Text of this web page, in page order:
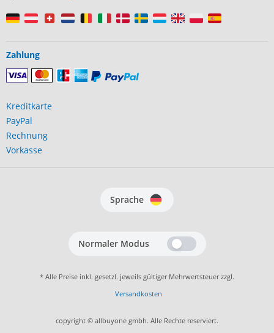
Zahlung
Kreditkarte
PayPal
Rechnung
Vorkasse
Sprache
Normaler Modus
* Alle Preise inkl. gesetzl. jeweils gültiger Mehrwertsteuer zzgl.
Versandkosten
copyright © allbuyone gmbh. Alle Rechte reserviert.